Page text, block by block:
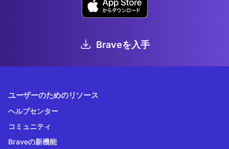
Braveを入手
ユーザーのためのリソース
ヘルプセンター
コミュニティ
Braveの新機能